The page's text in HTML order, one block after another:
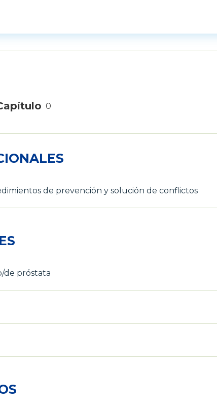
0
de prevención y solución de conflictos
de próstata